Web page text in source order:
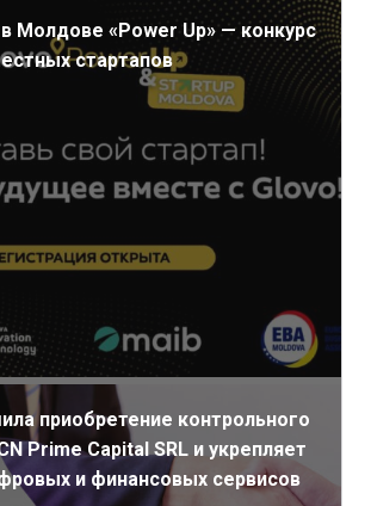
Молдове «Power Up» — конкурс
стартапов
приобретение контрольного
Prime Capital SRL и укрепляет
и финансовых сервисов